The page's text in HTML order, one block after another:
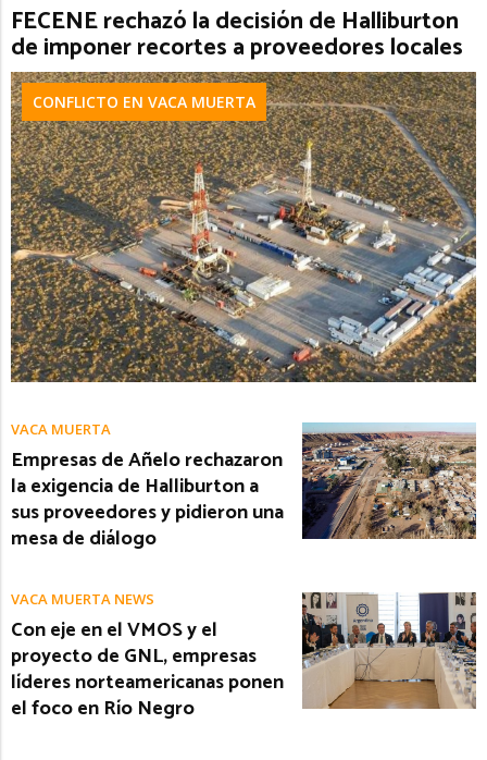
FECENE rechazó la decisión de Halliburton
de imponer recortes a proveedores locales
CONFLICTO EN VACA MUERTA
VACA MUERTA
Empresas de Añelo rechazaron
la exigencia de Halliburton a
sus proveedores y pidieron una
mesa de diálogo
VACA MUERTA NEWS
Con eje en el VMOS y el
proyecto de GNL, empresas
líderes norteamericanas ponen
el foco en Río Negro